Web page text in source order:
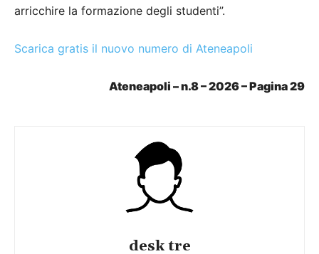
arricchire la formazione degli studenti”.
Scarica gratis il nuovo numero di Ateneapoli
Ateneapoli – n.8 – 2026 – Pagina 29
desk tre